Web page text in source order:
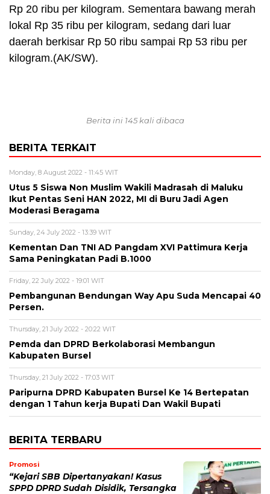
Rp 20 ribu per kilogram. Sementara bawang merah
lokal Rp 35 ribu per kilogram, sedang dari luar
daerah berkisar Rp 50 ribu sampai Rp 53 ribu per
kilogram.(AK/SW).
Berita ini 145 kali dibaca
BERITA TERKAIT
Monday, 8 August 2022 - 11:45 WIT
Utus 5 Siswa Non Muslim Wakili Madrasah di Maluku
Ikut Pentas Seni HAN 2022, MI di Buru Jadi Agen
Moderasi Beragama
Sunday, 24 July 2022 - 13:39 WIT
Kementan Dan TNI AD Pangdam XVI Pattimura Kerja
Sama Peningkatan Padi B.1000
Friday, 22 July 2022 - 19:01 WIT
Pembangunan Bendungan Way Apu Suda Mencapai 40
Persen.
Thursday, 21 July 2022 - 20:22 WIT
Pemda dan DPRD Berkolaborasi Membangun
Kabupaten Bursel
Thursday, 21 July 2022 - 17:03 WIT
Paripurna DPRD Kabupaten Bursel Ke 14 Bertepatan
dengan 1 Tahun kerja Bupati Dan Wakil Bupati
BERITA TERBARU
Promosi
“Kejari SBB Dipertanyakan! Kasus
SPPD DPRD Sudah Disidik, Tersangka